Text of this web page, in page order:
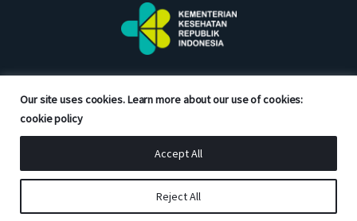
Our site uses cookies. Learn more about our use of cookies:
cookie policy
Reject All
Accept All
Copyright © 2026 Good Doctor. All rights reserved.